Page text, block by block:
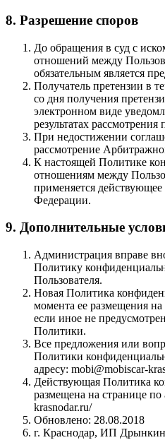
8. Разрешение споров
До обращения в суд с
отношений между
обязательным является
Получатель претензии в
со дня получения
электронном виде
результатах рассмотрения
При недостижении
рассмотрение
К настоящей Политике
отношениям между
применяется действующее
Федерации.
9. Дополнительные
Администрация вправе
Политику
Пользователя.
Новая Политика
момента ее размещения
если иное не
Политики.
Все предложения или
Политики
адресу: mobi@mobiscar-
Действующая Политика
размещена на странице по
krasnodar.ru/
Обновлено: 28.08.2018
г. Краснодар, ИП